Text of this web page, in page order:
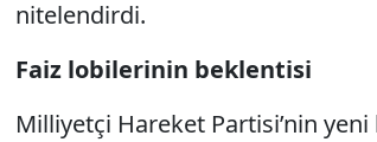
nitelendirdi.
Faiz lobilerinin beklentisi
Milliyetçi Hareket Partisi’nin